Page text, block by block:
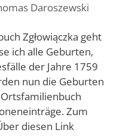
Daroszewski
Zgłowiączka geht
ich alle Geburten,
der Jahre 1759
nun die Geburten
Zum
diesen Link